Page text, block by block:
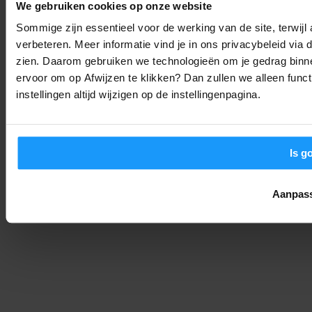
We gebruiken cookies op onze website
Sommige zijn essentieel voor de werking van de site,
verbeteren. Meer informatie vind je in ons privacybeleid via
zien. Daarom gebruiken we technologieën om je gedrag
ervoor om op Afwijzen te klikken? Dan zullen we alleen
instellingen altijd wijzigen op de instellingenpagina.
Is
weten
Smart Home Nieuws Joshua - 5. augustus 2026
Pixel 10 gebruikers opgelet: Deze update lost je touch-
problemen op
LAAD MEER